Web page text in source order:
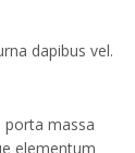
dapibus vel.
porta massa
elementum